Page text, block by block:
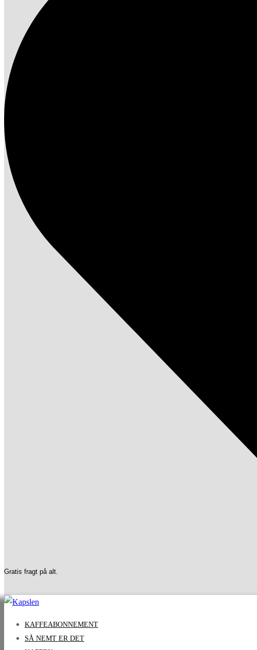
Gratis fragt på alt.
KAFFEABONNEMENT
SÅ NEMT ER DET